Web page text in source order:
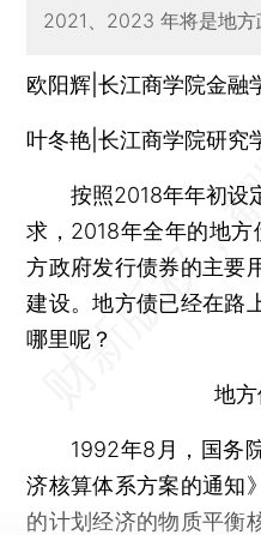
2021、2023 年将是地
欧阳辉|长江商学院金融
叶冬艳|长江商学院研究
按照2018年年初设
求，2018年全年的地
方政府发行债券的主要
建设。地方债已经在路
哪里呢？
地
1992年8月，国务院
济核算体系方案的通知
的计划经济的物质平衡